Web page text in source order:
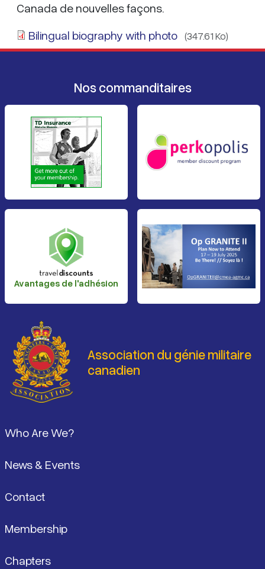
Canada de nouvelles façons.
Bilingual biography with photo (347.61 Ko)
Nos commanditaires
Avantages de l'adhésion
Association du génie militaire
canadien
Who Are We?
News & Events
Contact
Membership
Chapters